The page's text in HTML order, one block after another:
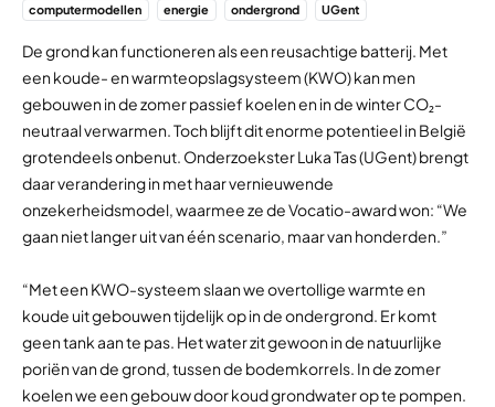
computermodellen energie ondergrond UGent
De grond kan functioneren als een reusachtige batterij. Met
een koude- en warmteopslagsysteem (KWO) kan men
gebouwen in de zomer passief koelen en in de winter CO₂-
neutraal verwarmen. Toch blijft dit enorme potentieel in België
grotendeels onbenut. Onderzoekster Luka Tas (UGent) brengt
daar verandering in met haar vernieuwende
onzekerheidsmodel, waarmee ze de Vocatio-award won: “We
gaan niet langer uit van één scenario, maar van honderden.”
“Met een KWO-systeem slaan we overtollige warmte en
koude uit gebouwen tijdelijk op in de ondergrond. Er komt
geen tank aan te pas. Het water zit gewoon in de natuurlijke
poriën van de grond, tussen de bodemkorrels. In de zomer
koelen we een gebouw door koud grondwater op te pompen.